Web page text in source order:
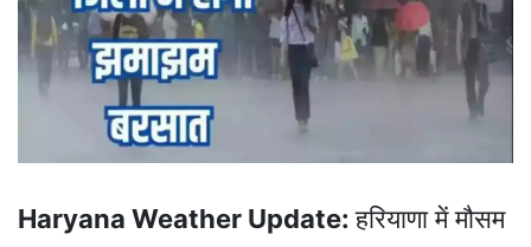
Haryana Weather Update:हरियाणा में मौसम